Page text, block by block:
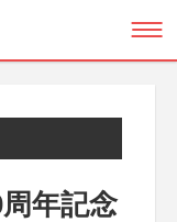
年記念